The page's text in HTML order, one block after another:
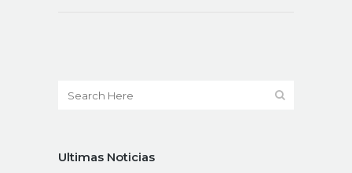
Ultimas Noticias